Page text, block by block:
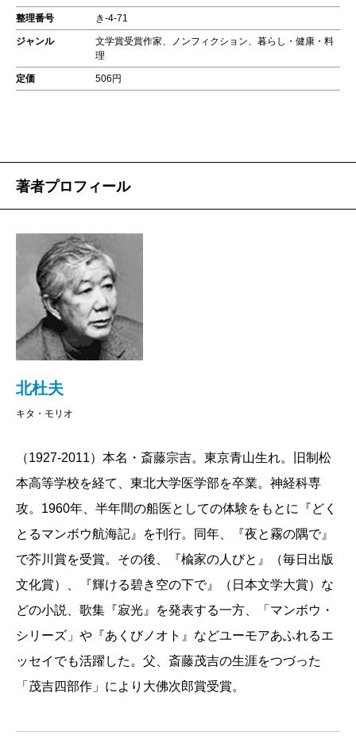
整理番号 き-4-71
ジャンル
文学賞受賞作家、ノンフィクション、暮らし・健康・料
理
定価 506円
著者プロフィール
北杜夫
キタ・モリオ
（1927-2011）本名・斎藤宗吉。東京青山生れ。旧制松
本高等学校を経て、東北大学医学部を卒業。神経科専
攻。1960年、半年間の船医としての体験をもとに『どく
とるマンボウ航海記』を刊行。同年、『夜と霧の隅で』
で芥川賞を受賞。その後、『楡家の人びと』（毎日出版
文化賞）、『輝ける碧き空の下で』（日本文学大賞）な
どの小説、歌集『寂光』を発表する一方、「マンボウ・
シリーズ」や『あくびノオト』などユーモアあふれるエ
ッセイでも活躍した。父、斎藤茂吉の生涯をつづった
「茂吉四部作」により大佛次郎賞受賞。